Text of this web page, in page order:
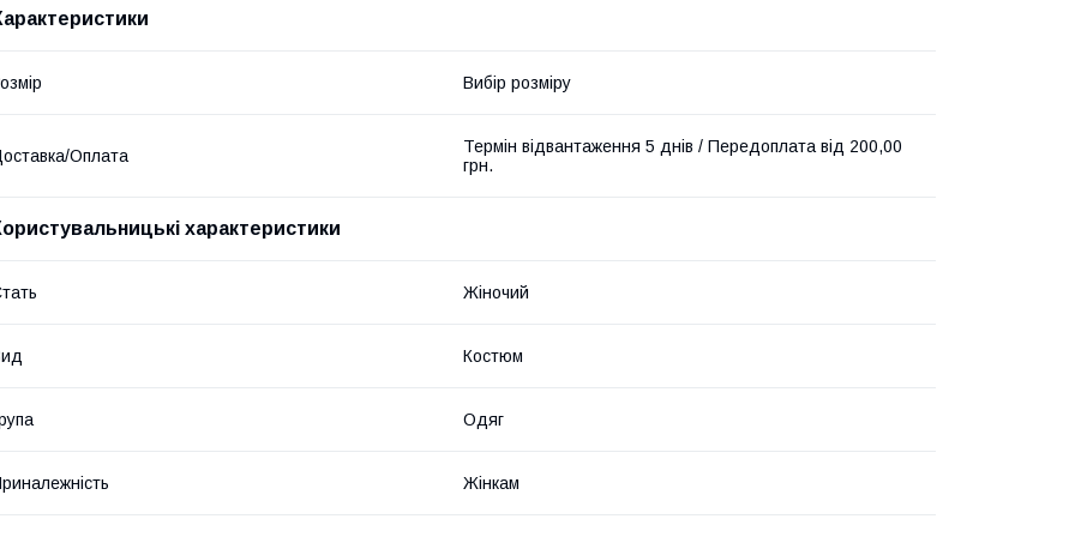
Вибір розміру
Оплата
Термін відвантаження 5 днів / Передоплата від 200,00
грн.
характеристики
Жіночий
Костюм
Одяг
Жінкам